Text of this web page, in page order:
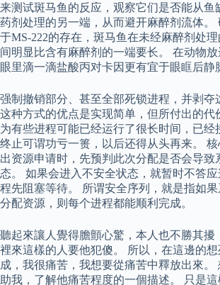
来测试斑马鱼的反应，观察它们是否能从鱼
药剂处理的另一端，从而避开麻醉剂流体。
于MS-222的存在，斑马鱼在未经麻醉剂处
间明显比含有麻醉剂的一端要长。 在动物
眼里滴一滴盐酸丙对卡因更有宜于眼眶后静
强制撤销部分、甚至全部死锁进程，并剥夺
这种方式的优点是实现简单，但所付出的代
为有些进程可能已经运行了很长时间，已经
终止可谓功亏一篑，以后还得从头再来。
出资源申请时，先预判此次分配是否会导致
态。 如果会进入不安全状态，就暂时不答
程先阻塞等待。 所谓安全序列，就是指如果
分配资源，则每个进程都能顺利完成。
聽起來讓人覺得膽顫心驚，本人也不勝其擾
裡來這樣的人要他犯傻。 所以，在這邊的
成，我很痛苦，我想要從痛苦中釋放出來。
助我，了解他痛苦程度的一個描述。 只是